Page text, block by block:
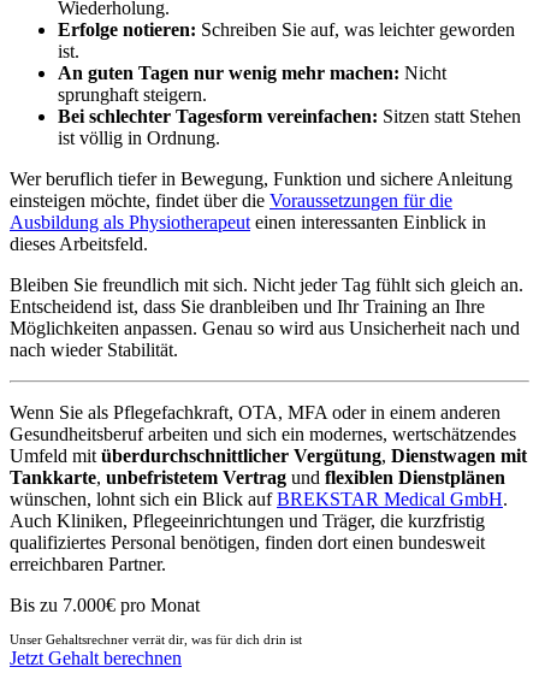
Wiederholung.
Erfolge notieren: Schreiben Sie auf, was leichter geworden
ist.
An guten Tagen nur wenig mehr machen: Nicht
sprunghaft steigern.
Bei schlechter Tagesform vereinfachen: Sitzen statt Stehen
ist völlig in Ordnung.
Wer beruflich tiefer in Bewegung, Funktion und sichere Anleitung
einsteigen möchte, findet über die Voraussetzungen für die
Ausbildung als Physiotherapeut einen interessanten Einblick in
dieses Arbeitsfeld.
Bleiben Sie freundlich mit sich. Nicht jeder Tag fühlt sich gleich an.
Entscheidend ist, dass Sie dranbleiben und Ihr Training an Ihre
Möglichkeiten anpassen. Genau so wird aus Unsicherheit nach und
nach wieder Stabilität.
Wenn Sie als Pflegefachkraft, OTA, MFA oder in einem anderen
Gesundheitsberuf arbeiten und sich ein modernes, wertschätzendes
Umfeld mit überdurchschnittlicher Vergütung, Dienstwagen mit
Tankkarte, unbefristetem Vertrag und flexiblen Dienstplänen
wünschen, lohnt sich ein Blick aufBREKSTAR Medical GmbH.
Auch Kliniken, Pflegeeinrichtungen und Träger, die kurzfristig
qualifiziertes Personal benötigen, finden dort einen bundesweit
erreichbaren Partner.
Bis zu 7.000€ pro Monat
Unser Gehaltsrechner verrät dir, was für dich drin ist
Jetzt Gehalt berechnen